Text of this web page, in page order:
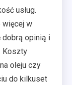
usług.
więcej w
opinią i
Koszty
oleju czy
do kilkuset